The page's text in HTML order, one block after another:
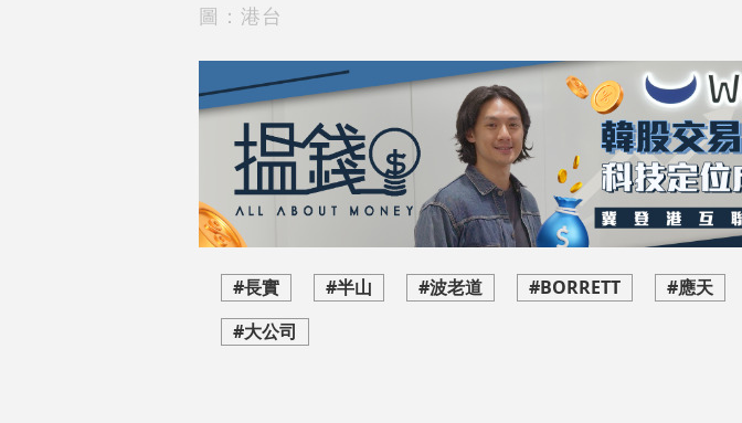
圖：港台
#長實 #半山 #波老道 #BORRETT #應天
#大公司